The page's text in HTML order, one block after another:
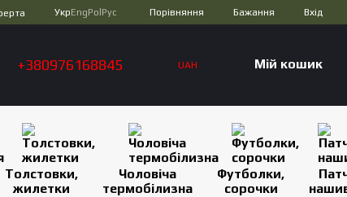
УкрEngPol Рус Порівняння Бажання Вхід
+380976168845 UAH Мій кошик
Толстовки,
жилетки
Чоловіча
термобілизна
Футболки,
сорочки